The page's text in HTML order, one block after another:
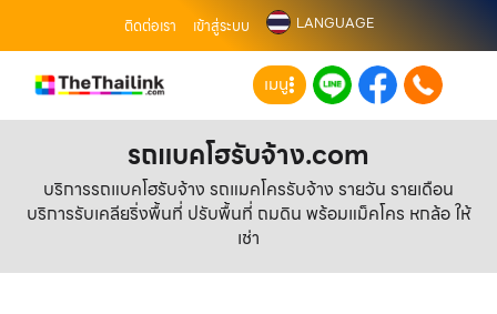
ติดต่อเรา เข้าสู่ระบบ LANGUAGE
เมนู
รถแบคโฮรับจ้าง.com
บริการรถแบคโฮรับจ้าง รถแมคโครรับจ้าง รายวัน รายเดือน
บริการรับเคลียริ่งพื้นที่ ปรับพื้นที่ ถมดิน พร้อมแม็คโคร หกล้อ ให้
เช่า